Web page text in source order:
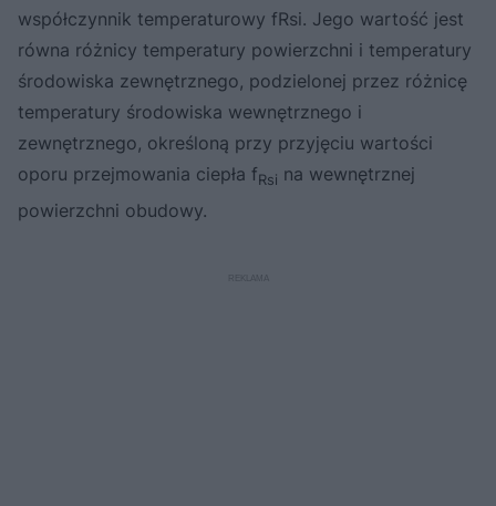
współczynnik temperaturowy fRsi. Jego wartość jest
równa różnicy temperatury powierzchni i temperatury
środowiska zewnętrznego, podzielonej przez różnicę
temperatury środowiska wewnętrznego i
zewnętrznego, określoną przy przyjęciu wartości
oporu przejmowania ciepła fRsi na wewnętrznej
powierzchni obudowy.